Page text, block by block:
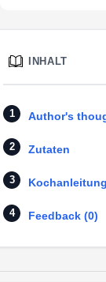
INHALT
Author's
Zutaten
Kochanleitung
Feedback (0)